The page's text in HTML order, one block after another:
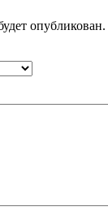
опубликован.